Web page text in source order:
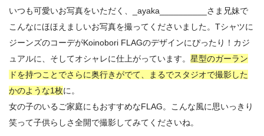
いつも可愛いお写真をいただく、_ayaka__________さま兄妹で
こんなにほほえましいお写真を撮ってくださいました。Tシャツに
ジーンズのコーデがKoinobori FLAGのデザインにぴったり！カジ
ュアルに、そしてオシャレに仕上がっています。 星型のガーラン
ドを持つことでさらに奥行きがでて、まるでスタジオで撮影した
かのような1枚に。
女の子のいるご家庭にもおすすめなFLAG。こんな風に思いっきり
笑って子供らしさ全開で撮影してみてくださいね。